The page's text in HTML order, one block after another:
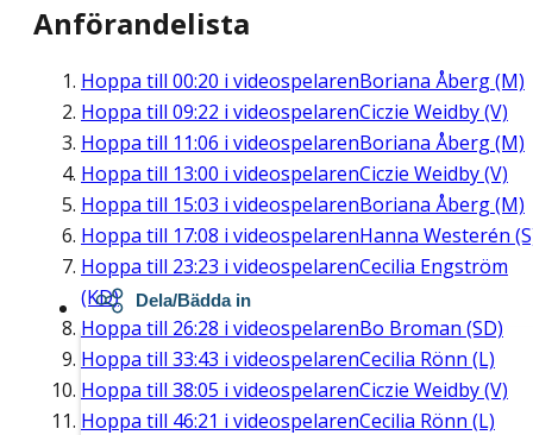
Anförandelista
Hoppa till 00:20 i videospelarenBoriana Åberg (M)
Hoppa till 09:22 i videospelarenCiczie Weidby (V)
Hoppa till 11:06 i videospelarenBoriana Åberg (M)
Hoppa till 13:00 i videospelarenCiczie Weidby (V)
Hoppa till 15:03 i videospelarenBoriana Åberg (M)
Hoppa till 17:08 i videospelarenHanna Westerén
Hoppa till 23:23 i videospelarenCecilia Engström
(KD)
Hoppa till 26:28 i videospelarenBo Broman (SD)
Hoppa till 33:43 i videospelarenCecilia Rönn (L)
Hoppa till 38:05 i videospelarenCiczie Weidby (V)
Hoppa till 46:21 i videospelarenCecilia Rönn (L)
Dela/Bädda in